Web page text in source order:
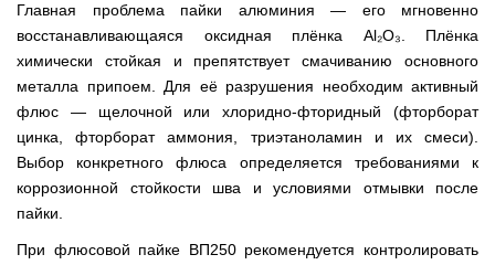
Главная проблема пайки алюминия — его мгновенно
восстанавливающаяся оксидная плёнка Al₂O₃. Плёнка
химически стойкая и препятствует смачиванию основного
металла припоем. Для её разрушения необходим активный
флюс — щелочной или хлоридно-фторидный (фторборат
цинка, фторборат аммония, триэтаноламин и их смеси).
Выбор конкретного флюса определяется требованиями к
коррозионной стойкости шва и условиями отмывки после
пайки.
При флюсовой пайке ВП250 рекомендуется контролировать